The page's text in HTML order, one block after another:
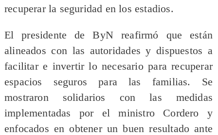
recuperar la seguridad en los estadios.
El presidente de ByN reafirmó que están
alineados con las autoridades y dispuestos a
facilitar e invertir lo necesario para recuperar
espacios seguros para las familias. Se
mostraron solidarios con las medidas
implementadas por el ministro Cordero y
enfocados en obtener un buen resultado ante